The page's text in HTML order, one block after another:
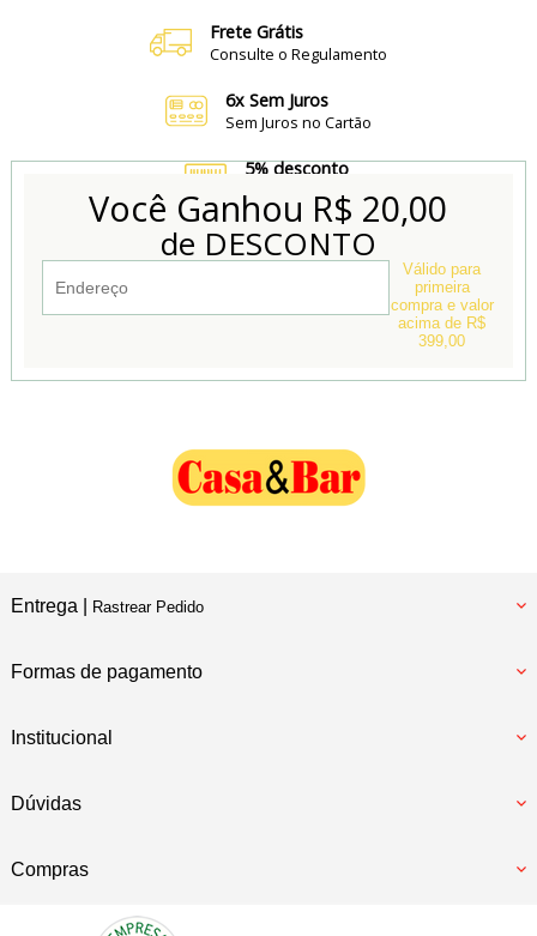
Frete Grátis
Consulte o Regulamento
6x Sem Juros
Sem Juros no Cartão
5% desconto
no Boleto e Pix
Conheça também
Nossa Loja Física
Você Ganhou R$ 20,00
de DESCONTO
Válido para
primeira
compra e valor
acima de R$
399,00
Entrega | Rastrear Pedido
Formas de pagamento
Institucional
Dúvidas
Compras